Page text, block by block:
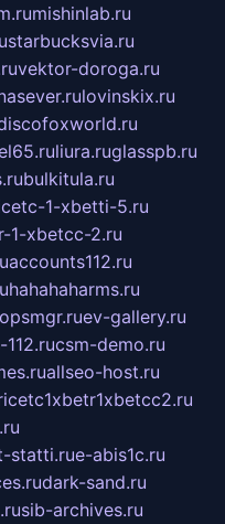
mishinlab.ru
starbucksvia.ru
vektor-doroga.ru
lovinskix.ru
liura.ruglasspb.ru
bulkitula.ru
1-xbetti-5.ru
1-xbetcc-2.ru
accounts112.ru
hahahaharms.ru
opsmgr.ruev-gallery.ru
csm-demo.ru
allseo-host.ru
statti.rue-abis1c.ru
dark-sand.ru
sib-archives.ru